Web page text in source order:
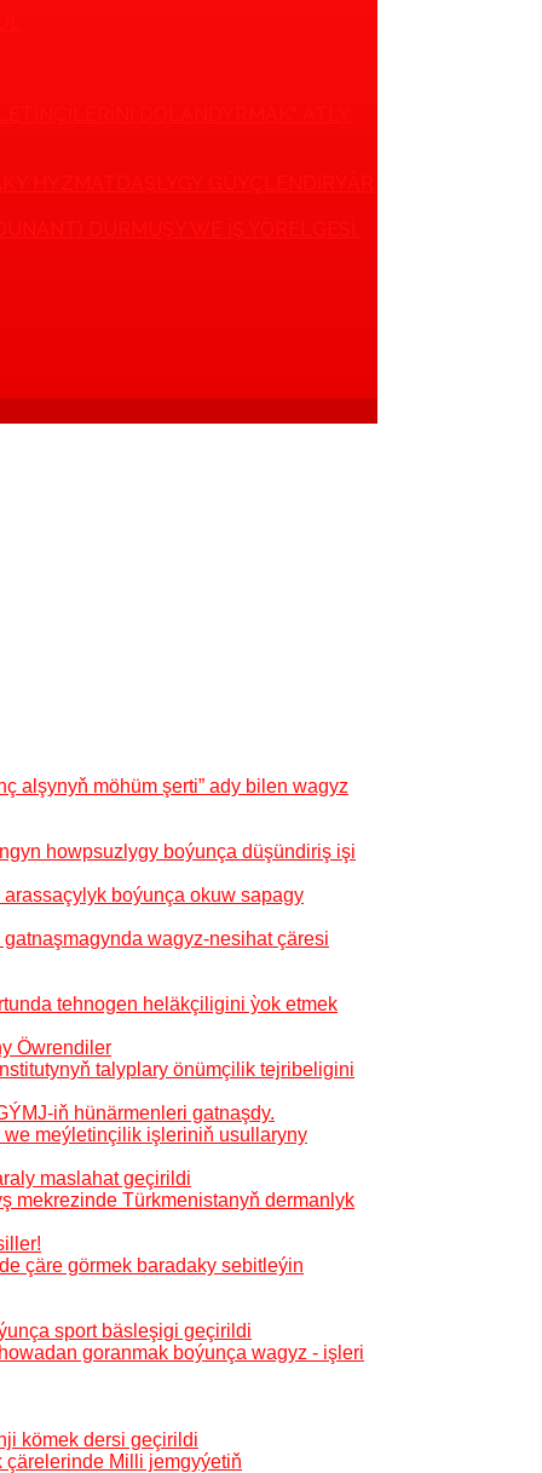
alşynyň möhüm şerti” ady bilen wagyz
howpsuzlygy boýunça düşündiriş işi
boýunça okuw sapagy
wagyz-nesihat çäresi
tehnogen heläkçiligini ỳok etmek
Öwrendiler
talyplary önümçilik tejribeligini
iň hünärmenleri gatnaşdy.
meýletinçilik işleriniň usullaryny
maslahat geçirildi
mekrezinde Türkmenistanyň dermanlyk
çäre görmek baradaky sebitleýin
sport bäsleşigi geçirildi
goranmak boýunça wagyz - işleri
kömek dersi geçirildi
çärelerinde Milli jemgyýetiň